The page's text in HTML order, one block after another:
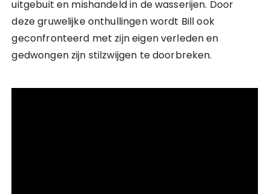
uitgebuit en mishandeld in de wasserijen. Door
deze gruwelijke onthullingen wordt Bill ook
geconfronteerd met zijn eigen verleden en
gedwongen zijn stilzwijgen te doorbreken.